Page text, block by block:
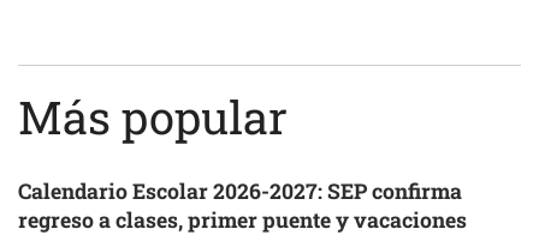
Más popular
Calendario Escolar 2026-2027: SEP confirma
regreso a clases, primer puente y vacaciones